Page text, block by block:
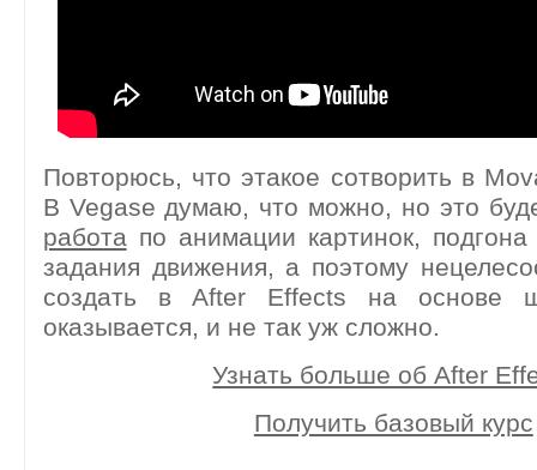
Повторюсь, что этакое сотворить в
В Vegase думаю, что можно, но это
работапо анимации картинок,
задания движения, а поэтому
создать в After Effects на основе
оказывается, и не так уж сложно.
Узнать больше об After
Получить базовый курс